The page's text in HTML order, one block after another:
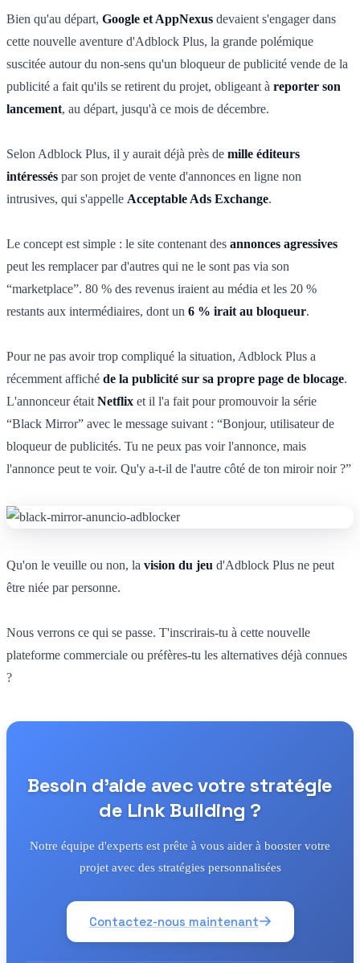
Bien qu'au départ, Google et AppNexus devaient s'engager dans
cette nouvelle aventure d'Adblock Plus, la grande polémique
suscitée autour du non-sens qu'un bloqueur de publicité vende de la
publicité a fait qu'ils se retirent du projet, obligeant à reporter son
lancement, au départ, jusqu'à ce mois de décembre.
Selon Adblock Plus, il y aurait déjà près de mille éditeurs
intéressés par son projet de vente d'annonces en ligne non
intrusives, qui s'appelle Acceptable Ads Exchange.
Le concept est simple : le site contenant des annonces agressives
peut les remplacer par d'autres qui ne le sont pas via son
“marketplace”. 80 % des revenus iraient au média et les 20 %
restants aux intermédiaires, dont un 6 % irait au bloqueur.
Pour ne pas avoir trop compliqué la situation, Adblock Plus a
récemment affiché de la publicité sur sa propre page de blocage.
L'annonceur était Netflix et il l'a fait pour promouvoir la série
“Black Mirror” avec le message suivant : “Bonjour, utilisateur de
bloqueur de publicités. Tu ne peux pas voir l'annonce, mais
l'annonce peut te voir. Qu'y a-t-il de l'autre côté de ton miroir noir ?”
Qu'on le veuille ou non, la vision du jeu d'Adblock Plus ne peut
être niée par personne.
Nous verrons ce qui se passe. T'inscrirais-tu à cette nouvelle
plateforme commerciale ou préfères-tu les alternatives déjà connues
?
Besoin d'aide avec votre stratégie
de Link Building ?
Notre équipe d'experts est prête à vous aider à booster votre
projet avec des stratégies personnalisées
Contactez-nous maintenant